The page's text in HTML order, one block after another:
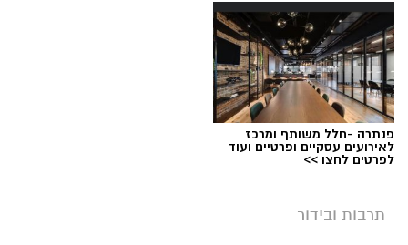
פנתרה -חלל משותף ומרכז
לאירועים עסקיים ופרטיים ועוד
לפרטים לחצו >>
תרבות ובידור